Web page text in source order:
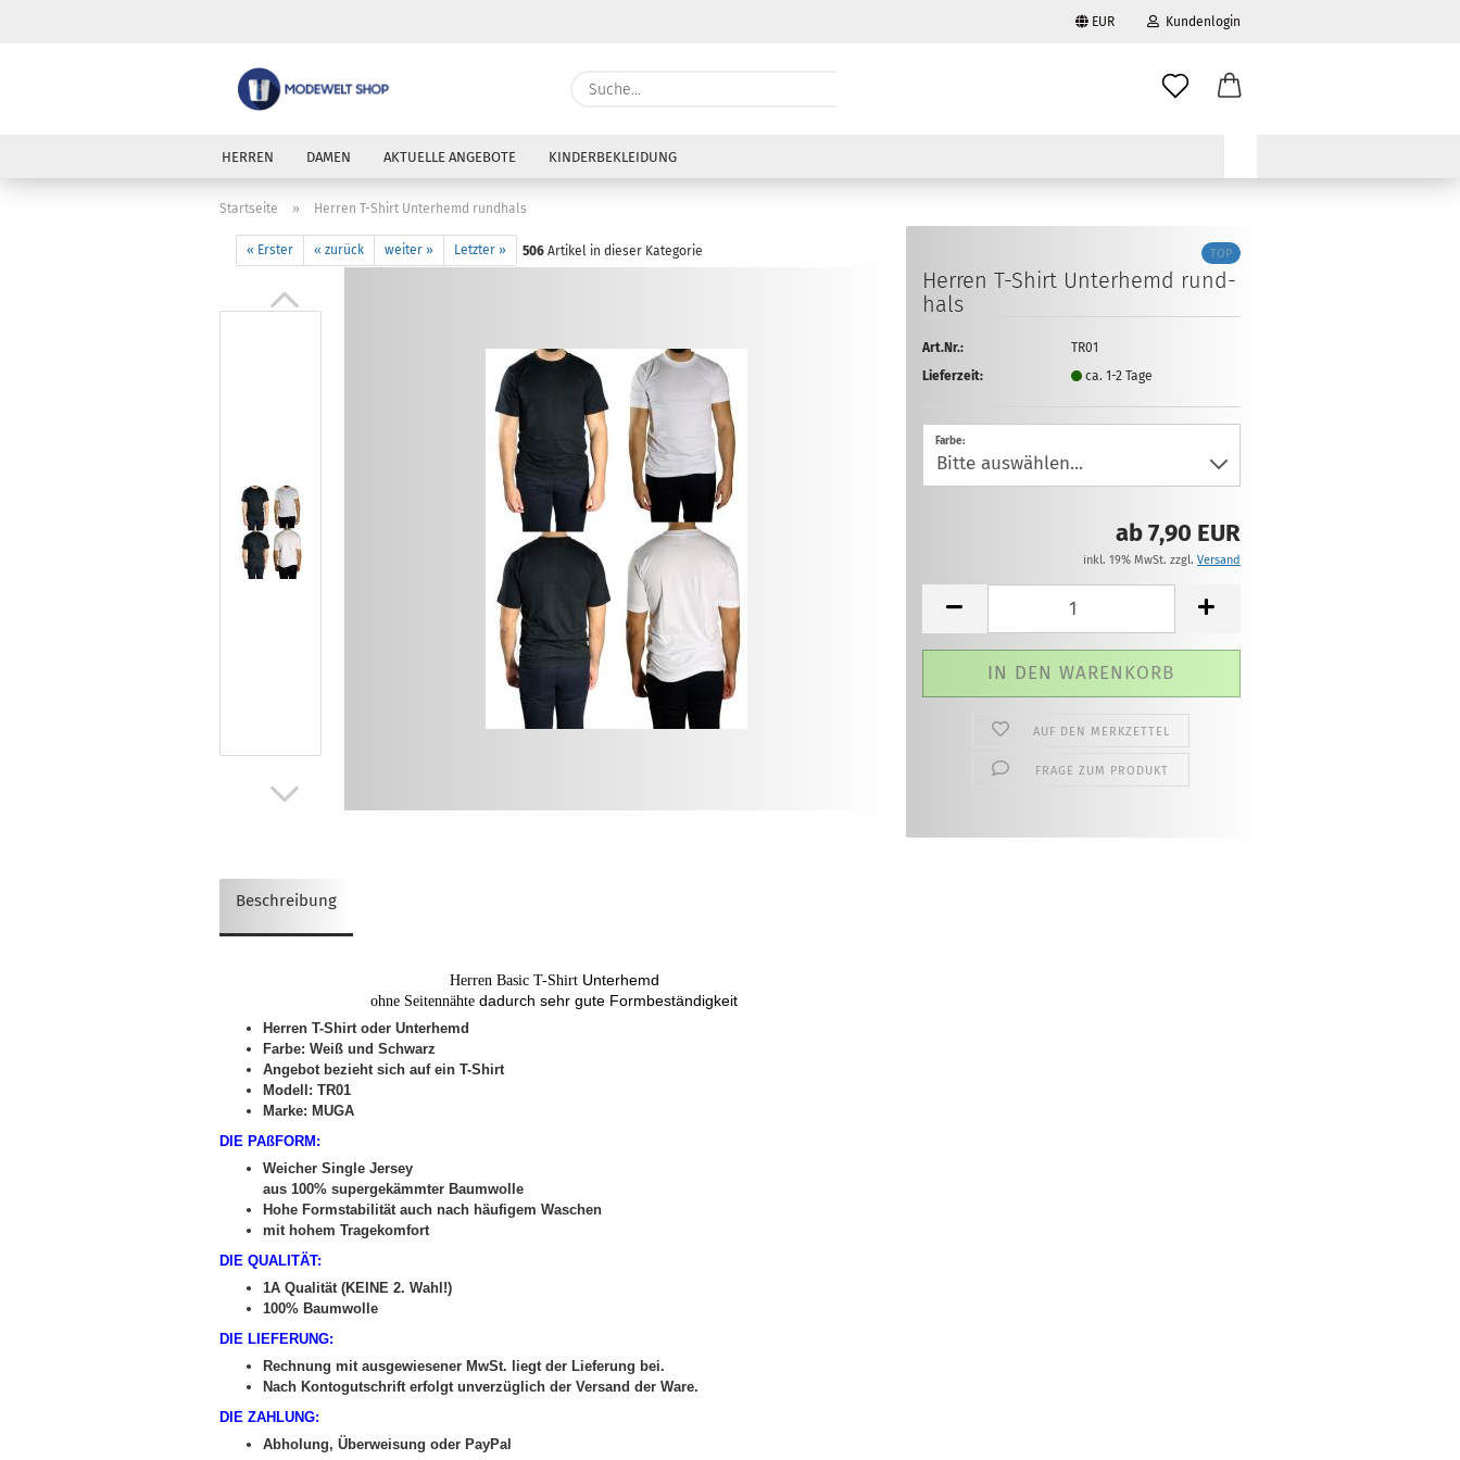
EUR Kundenlogin
Passwort vergessen?
HERREN DAMEN AKTUELLE ANGEBOTE KINDERBEKLEIDUNG
Startseite » Herren T-Shirt Unterhemd rundhals
« Erster « zurück weiter » Letzter » 506 Artikel in dieser Kategorie TOP
Her­ren T-​Shirt Un­ter­hemd rund­
hals
Art.Nr.:
TR01
Lieferzeit:
ca. 1-2 Tage
Farbe:
ab 7,90 EUR
inkl. 19% MwSt. zzgl. Versand
AUF DEN MERKZETTEL
FRAGE ZUM PRODUKT
Beschreibung
Herren Basic T-Shirt Unterhemd
ohne Seitennähtedadurch sehr gute Formbeständigkeit
Herren T-Shirt oder Unterhemd
Farbe: Weiß und Schwarz
Angebot bezieht sich auf ein T-Shirt
Modell: TR01
Marke: MUGA
DIE PAßFORM:
Weicher Single Jersey
aus 100% supergekämmter Baumwolle
Hohe Formstabilität auch nach häufigem Waschen
mit hohem Tragekomfort
DIE QUALITÄT:
1A Qualität (KEINE 2. Wahl!)
100% Baumwolle
DIE LIEFERUNG:
Rechnung mit ausgewiesener MwSt. liegt der Lieferung bei.
Nach Kontogutschrift erfolgt unverzüglich der Versand der Ware.
DIE ZAHLUNG:
Abholung, Überweisung oder PayPal